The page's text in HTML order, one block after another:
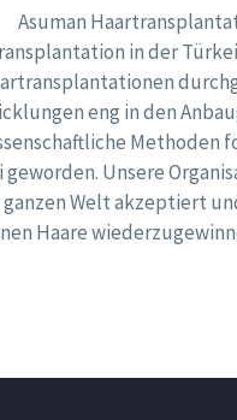
Asuman
in der
eng in den
Methoden
geworden. Unsere
Welt akzeptiert
Haare